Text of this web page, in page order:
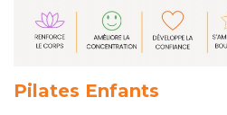
Pilates Enfants